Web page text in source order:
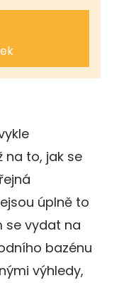
na to, jak se
úplně to
se vydat na
bazénu
výhledy,